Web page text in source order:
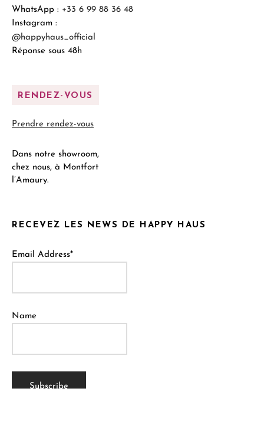
RECEVEZ LES NEWS DE HAPPY HAUS
Email Address*
Name
WhatsApp : +33 6 99 88 36 48
Instagram :
@happyhaus_official
Réponse sous 48h
RENDEZ-VOUS
Prendre rendez-vous
Dans notre showroom,
chez nous, à Montfort
l’Amaury.